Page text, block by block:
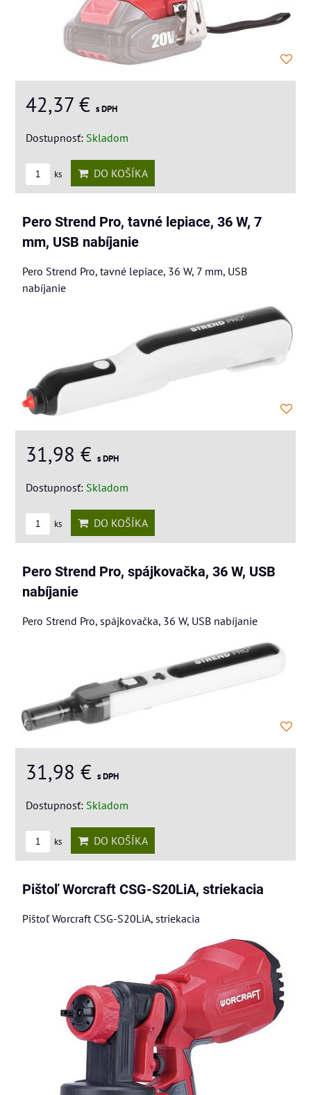
42,37 € s DPH
Dostupnosť: Skladom
ks DO KOŠÍKA
Pero Strend Pro, tavné lepiace, 36 W, 7
mm, USB nabíjanie
Pero Strend Pro, tavné lepiace, 36 W, 7 mm, USB
nabíjanie
31,98 € s DPH
Dostupnosť: Skladom
ks DO KOŠÍKA
Pero Strend Pro, spájkovačka, 36 W, USB
nabíjanie
Pero Strend Pro, spájkovačka, 36 W, USB nabíjanie
31,98 € s DPH
Dostupnosť: Skladom
ks DO KOŠÍKA
Pištoľ Worcraft CSG-S20LiA, striekacia
Pištoľ Worcraft CSG-S20LiA, striekacia